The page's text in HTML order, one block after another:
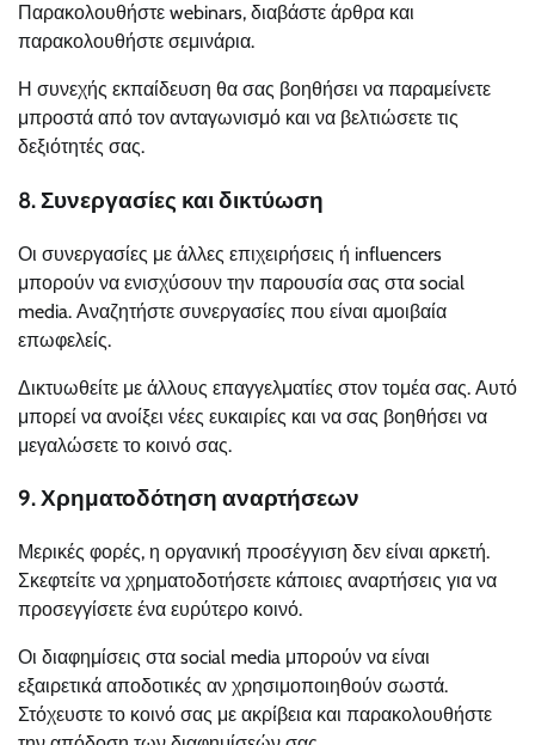
Παρακολουθήστε webinars, διαβάστε άρθρα και
παρακολουθήστε σεμινάρια.
Η συνεχής εκπαίδευση θα σας βοηθήσει να παραμείνετε
μπροστά από τον ανταγωνισμό και να βελτιώσετε τις
δεξιότητές σας.
8. Συνεργασίες και δικτύωση
Οι συνεργασίες με άλλες επιχειρήσεις ή influencers
μπορούν να ενισχύσουν την παρουσία σας στα social
media. Αναζητήστε συνεργασίες που είναι αμοιβαία
επωφελείς.
Δικτυωθείτε με άλλους επαγγελματίες στον τομέα σας. Αυτό
μπορεί να ανοίξει νέες ευκαιρίες και να σας βοηθήσει να
μεγαλώσετε το κοινό σας.
9. Χρηματοδότηση αναρτήσεων
Μερικές φορές, η οργανική προσέγγιση δεν είναι αρκετή.
Σκεφτείτε να χρηματοδοτήσετε κάποιες αναρτήσεις για να
προσεγγίσετε ένα ευρύτερο κοινό.
Οι διαφημίσεις στα social media μπορούν να είναι
εξαιρετικά αποδοτικές αν χρησιμοποιηθούν σωστά.
Στόχευστε το κοινό σας με ακρίβεια και παρακολουθήστε